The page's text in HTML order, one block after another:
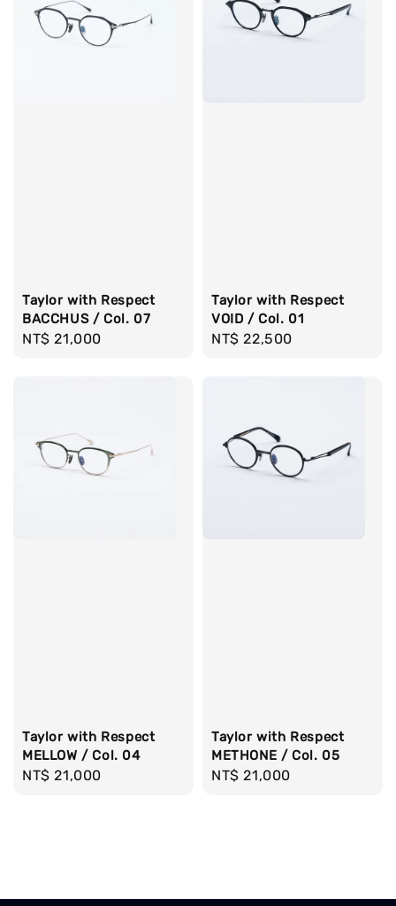
Taylor with Respect
BACCHUS / Col. 07
Regular
NT$ 21,000
Taylor with Respect
VOID / Col. 01
Regular
NT$ 22,500
Taylor with Respect
MELLOW / Col. 04
Regular
NT$ 21,000
Taylor with Respect
METHONE / Col. 05
Regular
NT$ 21,000